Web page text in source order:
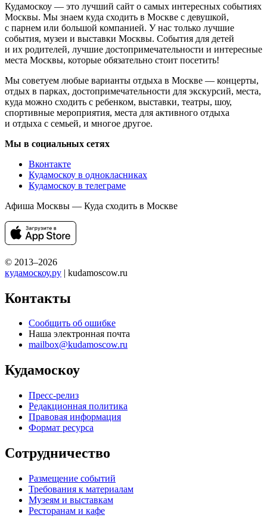
Кудамоскоу — это лучший сайт о самых интересных событиях
Москвы. Мы знаем куда сходить в Москве с девушкой,
с парнем или большой компанией. У нас только лучшие
события, музеи и выставки Москвы. События для детей
и их родителей, лучшие достопримечательности и интересные
места Москвы, которые обязательно стоит посетить!
Мы советуем любые варианты отдыха в Москве — концерты,
отдых в парках, достопримечательности для экскурсий, места,
куда можно сходить с ребенком, выставки, театры, шоу,
спортивные мероприятия, места для активного отдыха
и отдыха с семьей, и многое другое.
Мы в социальных сетях
Вконтакте
Кудамоскоу в однокласниках
Кудамоскоу в телеграме
Афиша Москвы — Куда сходить в Москве
© 2013–2026
кудамоскоу.ру | kudamoscow.ru
Контакты
Сообщить об ошибке
Наша электронная почта
mailbox@kudamoscow.ru
Кудамоскоу
Пресс-релиз
Редакционная политика
Правовая информация
Формат ресурса
Сотрудничество
Размещение событий
Требования к материалам
Музеям и выставкам
Ресторанам и кафе